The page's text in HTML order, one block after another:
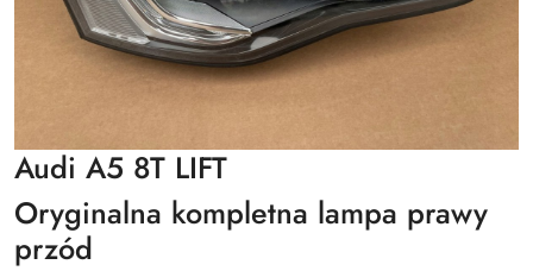
Audi A5 8T LIFT
Oryginalna kompletna lampa prawy
przód